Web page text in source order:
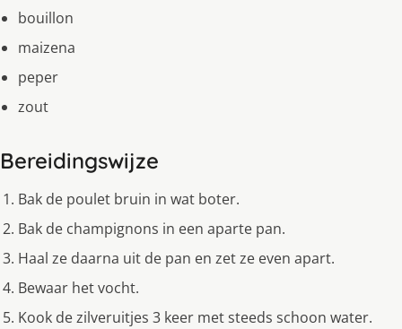
bouillon
maizena
peper
zout
Bereidingswijze
Bak de poulet bruin in wat boter.
Bak de champignons in een aparte pan.
Haal ze daarna uit de pan en zet ze even apart.
Bewaar het vocht.
Kook de zilveruitjes 3 keer met steeds schoon water.